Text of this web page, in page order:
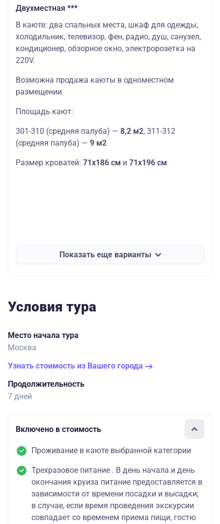
Двухместная ***
В каюте: два спальных места, шкаф для одежды,
холодильник, телевизор, фен, радио, душ, санузел,
кондиционер, обзорное окно, электророзетка на
220V.
Возможна продажа каюты в одноместном
размещении.
Площадь кают:
301-310 (средняя палуба) — 8,2 м2, 311-312
(средняя палуба) — 9 м2
Размер кроватей: 71х186 см и 71х196 см
Показать еще варианты
Условия тура
Место начала тура
Москва
Узнать стоимость из Вашего города
Продолжительность
7 дней
Включено в стоимость
Проживание в каюте выбранной категории
Трехразовое питание . В день начала и день
окончания круиза питание предоставляется в
зависимости от времени посадки и высадки;
в случае, если время проведения экскурсии
совпадает со временем приема пищи, гостю